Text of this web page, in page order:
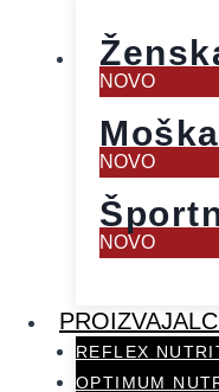
NOVO
NOVO
NOVO
REFLEX
OPTIMUM